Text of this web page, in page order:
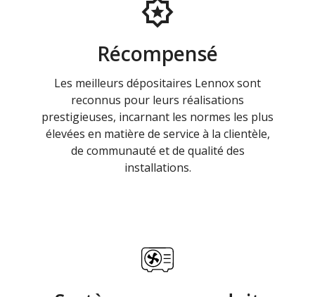
Récompensé
Les meilleurs dépositaires Lennox sont
reconnus pour leurs réalisations
prestigieuses, incarnant les normes les plus
élevées en matière de service à la clientèle,
de communauté et de qualité des
installations.